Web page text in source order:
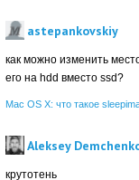
astepankovskiy
как можно изменить
его на hdd вместо ssd?
Mac OS X: что такое
Aleksey
крутотень